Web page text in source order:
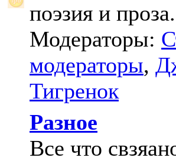
поэзия и проза.
Модераторы:
модераторы,
Тигренок
Разное
Все что